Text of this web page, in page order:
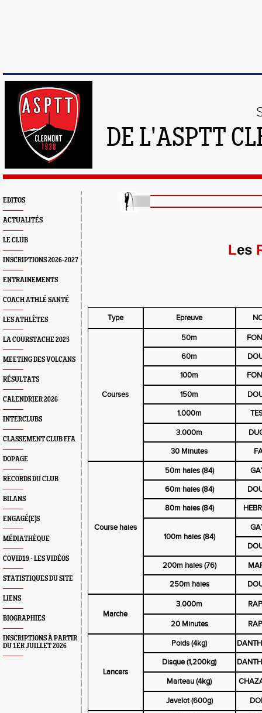
DE L'ASPTT
EDITOS
ACTUALITÉS
LE CLUB
INSCRIPTIONS 2026-2027
ENTRAINEMENTS
COACH ATHLÉ SANTÉ
LES ATHLÈTES
LA COURSTACHE 2025
MEETING DES VOLCANS
RÉSULTATS
CALENDRIER 2026
INTERCLUBS
CLASSEMENT CLUB FFA
DOPAGE
RECORDS DU CLUB
BILANS
ENGAGÉ(E)S
MÉDIATHÈQUE
COVID19 - LES VIDÉOS
STATISTIQUES DU SITE
LIENS
BIOGRAPHIES
INSCRIPTIONS À PARTIR
DU 1ER JUILLET 2026
Les
Type Epreuve
Courses
50m
60m
100m
150m
1.000m
3.000m
30 Minutes
Course haies
50m haies (84)
60m haies (84)
80m haies (84)
100m haies (84)
200m haies (76)
250m haies
Marche
3.000m
20 Minutes
Lancers
Poids (4kg)
Disque (1,200kg)
Marteau (4kg)
Javelot (600g)